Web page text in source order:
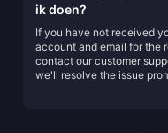
ik doen?
If you have not received
account and email for the
contact our customer
we'll resolve the issue